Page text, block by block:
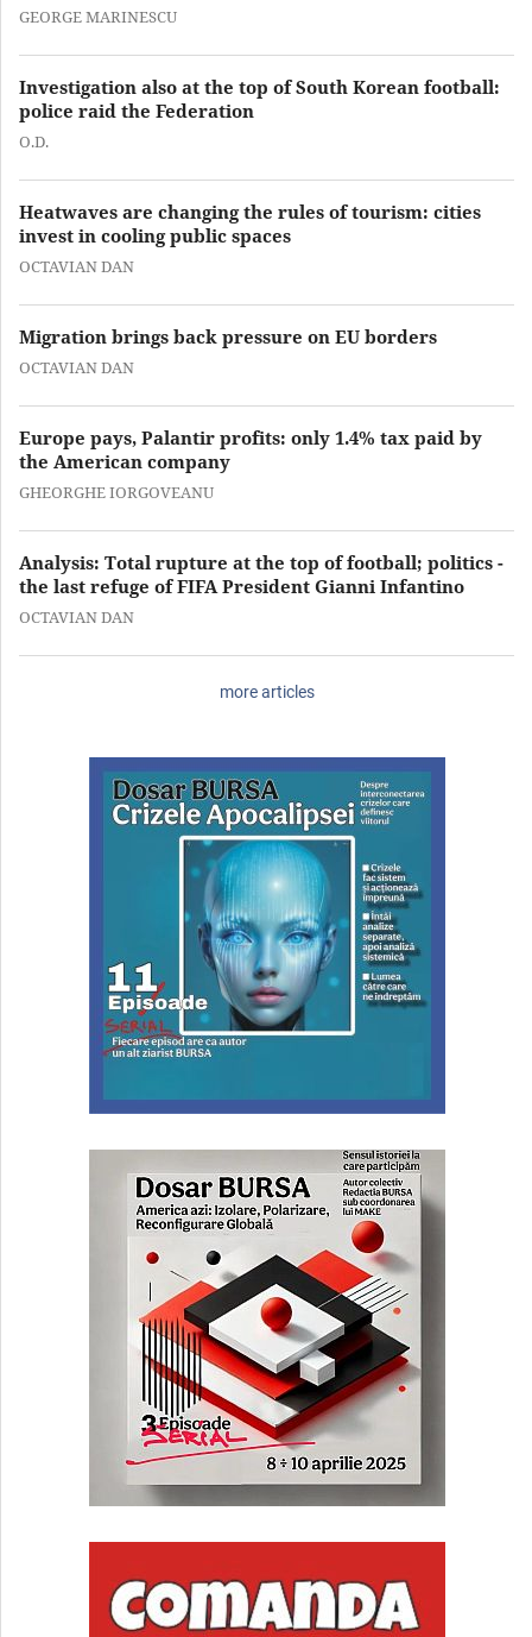
GEORGE MARINESCU
Investigation also at the top of South Korean football:
police raid the Federation
O.D.
Heatwaves are changing the rules of tourism: cities
invest in cooling public spaces
OCTAVIAN DAN
Migration brings back pressure on EU borders
OCTAVIAN DAN
Europe pays, Palantir profits: only 1.4% tax paid by
the American company
GHEORGHE IORGOVEANU
Analysis: Total rupture at the top of football; politics -
the last refuge of FIFA President Gianni Infantino
OCTAVIAN DAN
more articles